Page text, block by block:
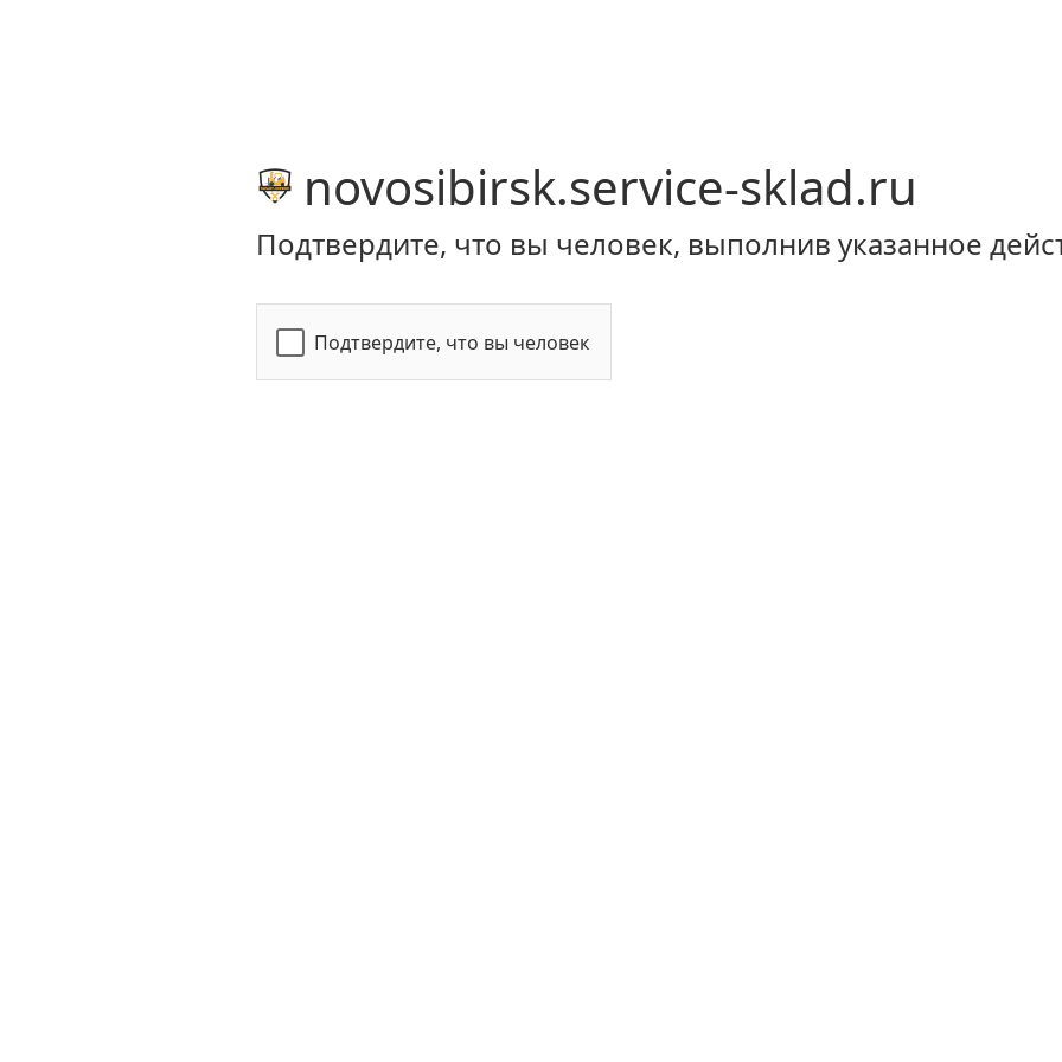
novosibirsk.service-sklad.ru
Подтвердите, что вы человек, выполнив указанное
Подтвердите, что вы человек